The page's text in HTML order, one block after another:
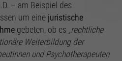
– am Beispiel des
um eine juristische
gebeten, ob es „rechtliche
Weiterbildung der
und Psychotherapeuten